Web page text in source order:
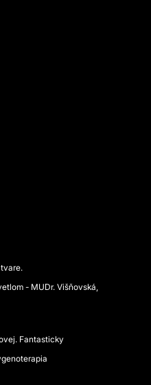
- MUDr. Višňovská,
Fantasticky